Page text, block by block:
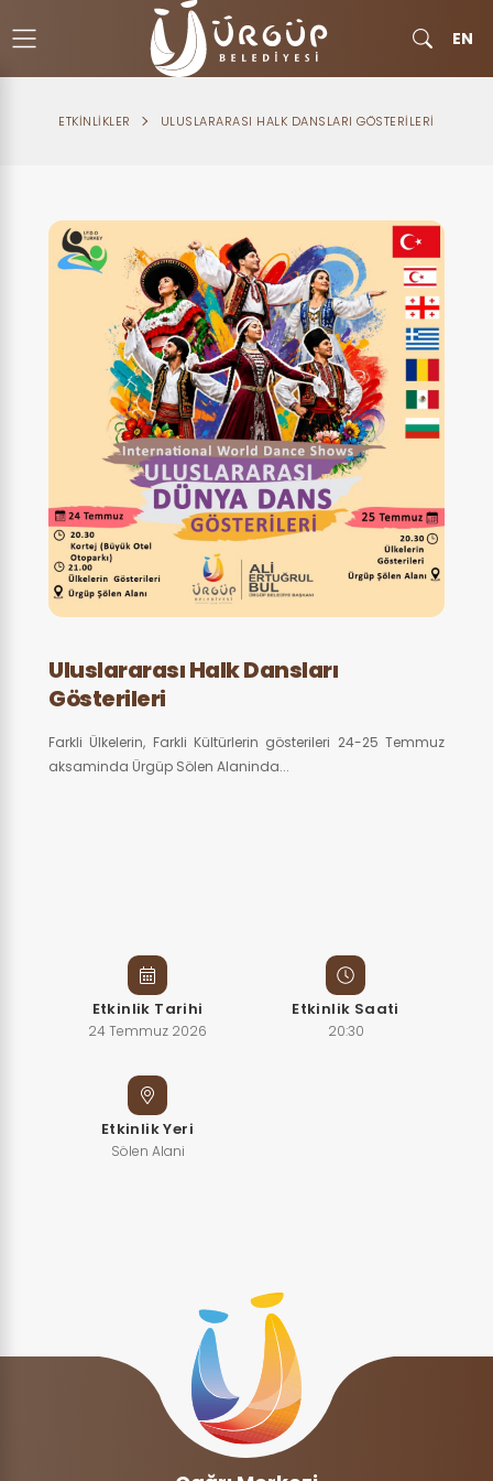
EN
ETKINLIKLER ULUSLARARASI HALK DANSLARI GÖSTERILERI
Uluslararası Halk Dansları
Gösterileri
Farkli Ülkelerin, Farkli Kültürlerin gösterileri 24-25 Temmuz
aksaminda Ürgüp Sölen Alaninda...
Etkinlik Tarihi
24 Temmuz 2026
Etkinlik Saati
20:30
Etkinlik Yeri
Sölen Alani